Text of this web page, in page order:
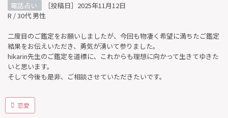
電話占い
［投稿日］2025年11月12日
R / 30代 男性
二度目のご鑑定をお願いしましたが、今回も物凄く希望に満ちたご鑑定
結果をお伝えいただき、勇気が湧いて参りました。
hikarin先生のご鑑定を道標に、これからも理想に向かって生きてゆきた
いと思います。
そして今後も是非、ご相談させていただきたいです。
恋愛